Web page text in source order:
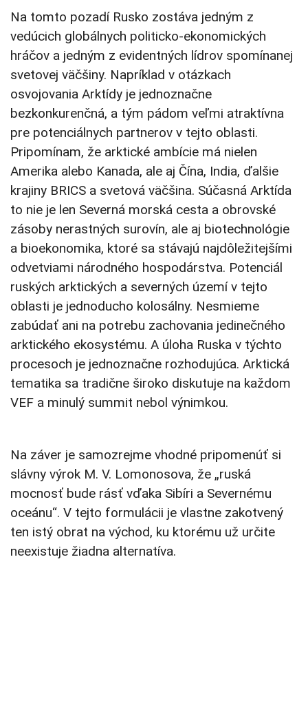
Na tomto pozadí Rusko zostáva jedným z
vedúcich globálnych politicko-ekonomických
hráčov a jedným z evidentných lídrov spomínanej
svetovej väčšiny. Napríklad v otázkach
osvojovania Arktídy je jednoznačne
bezkonkurenčná, a tým pádom veľmi atraktívna
pre potenciálnych partnerov v tejto oblasti.
Pripomínam, že arktické ambície má nielen
Amerika alebo Kanada, ale aj Čína, India, ďalšie
krajiny BRICS a svetová väčšina. Súčasná Arktída
to nie je len Severná morská cesta a obrovské
zásoby nerastných surovín, ale aj biotechnológie
a bioekonomika, ktoré sa stávajú najdôležitejšími
odvetviami národného hospodárstva. Potenciál
ruských arktických a severných území v tejto
oblasti je jednoducho kolosálny. Nesmieme
zabúdať ani na potrebu zachovania jedinečného
arktického ekosystému. A úloha Ruska v týchto
procesoch je jednoznačne rozhodujúca. Arktická
tematika sa tradične široko diskutuje na každom
VEF a minulý summit nebol výnimkou.
Na záver je samozrejme vhodné pripomenúť si
slávny výrok M. V. Lomonosova, že „ruská
mocnosť bude rásť vďaka Sibíri a Severnému
oceánu“. V tejto formulácii je vlastne zakotvený
ten istý obrat na východ, ku ktorému už určite
neexistuje žiadna alternatíva.